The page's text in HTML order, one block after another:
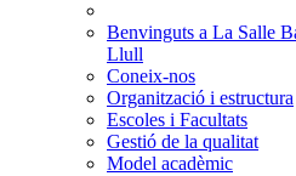
Benvinguts a La Salle
Llull
Coneix-nos
Organització i estructura
Escoles i Facultats
Gestió de la qualitat
Model acadèmic